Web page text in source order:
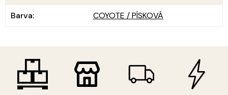
Barva: COYOTE / PÍSKOVÁ